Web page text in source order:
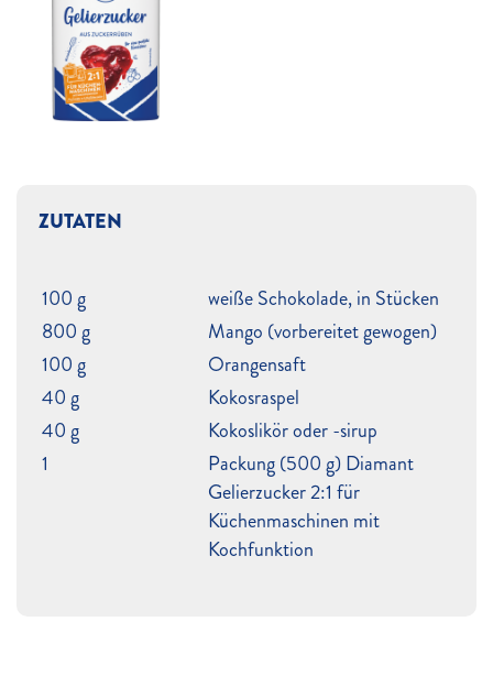
ZUTATEN
100 g
weiße Schokolade, in Stücken
800 g
Mango (vorbereitet gewogen)
100 g
Orangensaft
40 g
Kokosraspel
40 g
Kokoslikör oder -sirup
1
Packung (500 g) Diamant
Gelierzucker 2:1 für
Küchenmaschinen mit
Kochfunktion